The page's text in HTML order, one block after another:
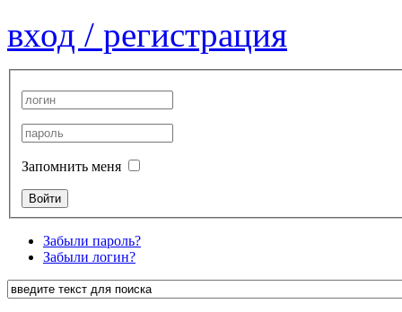
вход / регистрация
Запомнить меня
Забыли пароль?
Забыли логин?